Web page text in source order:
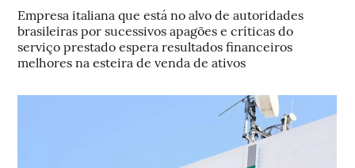
Empresa italiana que está no alvo de autoridades
brasileiras por sucessivos apagões e críticas do
serviço prestado espera resultados financeiros
melhores na esteira de venda de ativos